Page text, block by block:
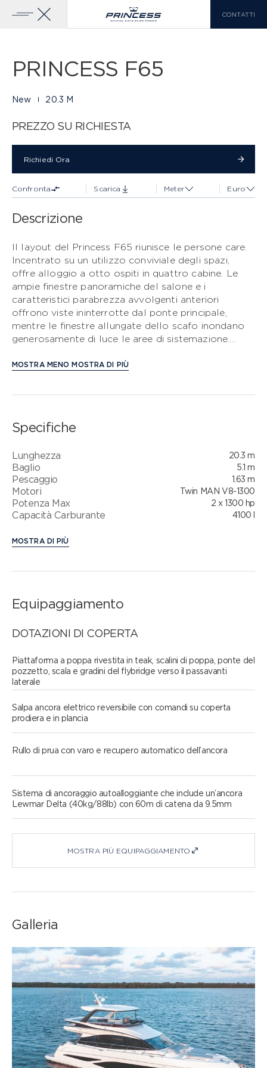
CONTATTI
GAMMA PRINCESS
CLASSE X
CLASSE F
CLASSE S
CLASSE V
LISTA DI CONFRONTO
EN
PRINCESS F65
New 20.3 M
PREZZO SU RICHIESTA
Richiedi Ora
Confronta Scarica Meter Euro
Descrizione
Il layout del Princess F65 riunisce le persone care.
Incentrato su un utilizzo conviviale degli spazi,
offre alloggio a otto ospiti in quattro cabine. Le
ampie finestre panoramiche del salone e i
caratteristici parabrezza avvolgenti anteriori
offrono viste ininterrotte dal ponte principale,
mentre le finestre allungate dello scafo inondano
generosamente di luce le aree di sistemazione.
poppa con dinette, un salone con grande divano a
e la possibilità di includere un vano frigo integrato.
per intrattenere all’aperto, con sedute da pranzo
ergonomiche, wet bar con barbecue, vano frigo e
lavello, oltre a un prendisole a poppa e una seduta
di cortesia a L con inserto utilizzabile come
secondo prendisole.
MOSTRA MENO MOSTRA DI PIÙ
Specifiche
Lunghezza 20.3 m
Baglio 5.1 m
Pescaggio 1.63 m
Motori Twin MAN V8-1300
Potenza Max 2 x 1300 hp
Capacità Carburante 4100 l
MOSTRA DI PIÙ
Equipaggiamento
DOTAZIONI DI COPERTA
Piattaforma a poppa rivestita in teak, scalini di poppa, ponte del
pozzetto, scala e gradini del flybridge verso il passavanti
laterale
Salpa ancora elettrico reversibile con comandi su coperta
prodiera e in plancia
Rullo di prua con varo e recupero automatico dell’ancora
Sistema di ancoraggio autoalloggiante che include un’ancora
Lewmar Delta (40kg/88lb) con 60m di catena da 9.5mm
MOSTRA PIÙ EQUIPAGGIAMENTO
Galleria
Galleria
Richiedi Ora